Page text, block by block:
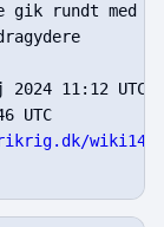
gik rundt med
11:12 UTC
UTC
wiki143/